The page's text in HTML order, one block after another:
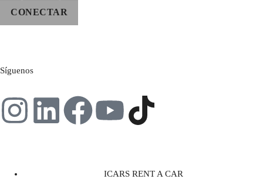
CONECTAR
Síguenos
ICARS RENT A CAR